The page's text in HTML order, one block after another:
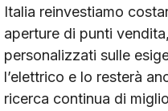
Italia reinvestiamo
aperture di punti
personalizzati sulle
l’elettrico e lo resterà
ricerca continua di